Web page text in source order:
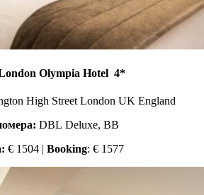
Olympia Hotel 4*
High Street London UK England
DBL Deluxe, BB
€ 1504 | Booking: € 1577